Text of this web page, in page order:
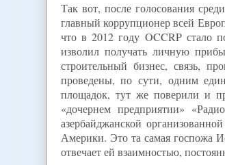
Так вот, после голосования
главный коррупционер всей
что в 2012 году OCCRP стало
изволил получать личную
строительный бизнес, связь,
проведены, по сути, одним
площадок, тут же поверили и
«дочернем предприятии»
азербайджанской
Америки. Это та самая госпожа
отвечает ей взаимностью,